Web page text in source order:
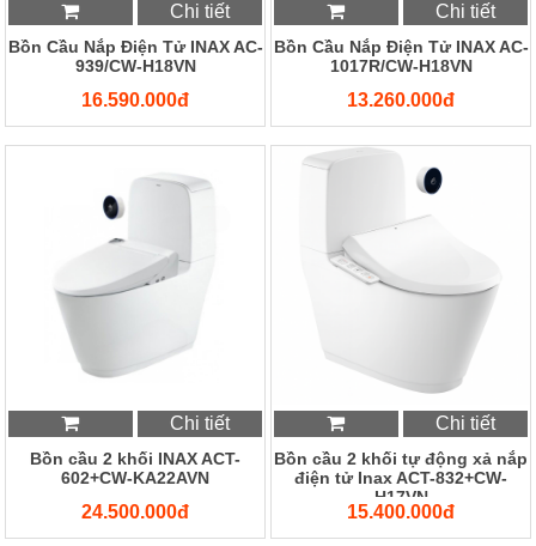
Chi tiết
Bồn Cầu Nắp Điện Tử INAX AC-
939/CW-H18VN
16.590.000đ
Chi tiết
Bồn Cầu Nắp Điện Tử INAX AC-
1017R/CW-H18VN
13.260.000đ
Chi tiết
Bồn cầu 2 khối INAX ACT-
602+CW-KA22AVN
24.500.000đ
Chi tiết
Bồn cầu 2 khối tự động xả nắp
điện tử Inax ACT-832+CW-
H17VN
15.400.000đ